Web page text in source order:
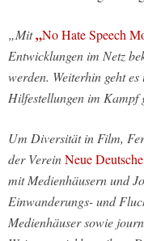
„Mit„No Hate Speech
Entwicklungen im Netz
werden. Weiterhin geht
Hilfestellungen im Kampf
Um Diversität in Film,
der VereinNeue
mit Medienhäusern und
Einwanderungs- und
Medienhäuser sowie